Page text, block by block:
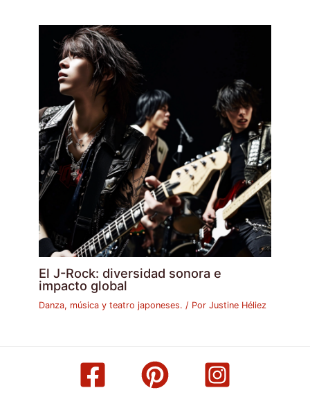
El J-Rock: diversidad sonora e
impacto global
Danza, música y teatro japoneses. / PorJustine Héliez